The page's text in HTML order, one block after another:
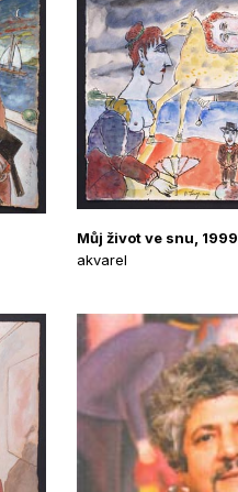
Můj život ve snu, 1999
akvarel